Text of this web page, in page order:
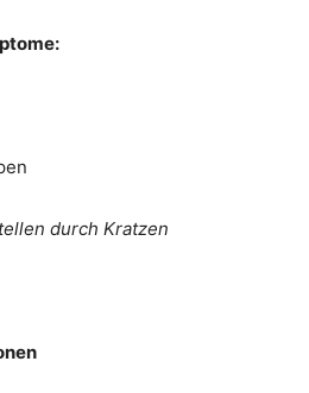
durch Kratzen